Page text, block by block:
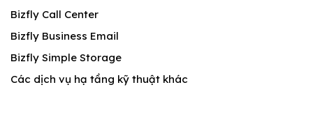
Bizfly Call Center
Bizfly Business Email
Bizfly Simple Storage
Các dịch vụ hạ tầng kỹ thuật khác